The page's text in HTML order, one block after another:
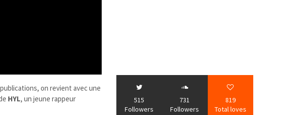
on revient avec une
HYL, un jeune rappeur
515
Followers
731
Followers
819
Total loves